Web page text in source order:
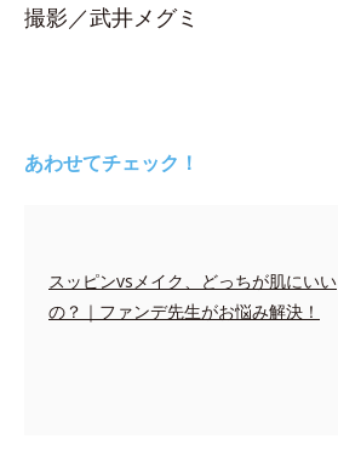
撮影／武井メグミ
あわせてチェック！
スッピンvsメイク、どっちが肌にいい
の？｜ファンデ先生がお悩み解決！